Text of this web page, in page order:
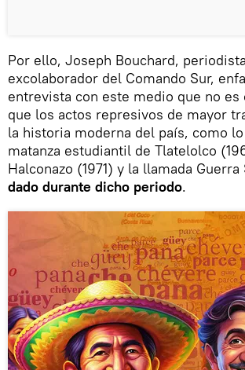
Por ello, Joseph Bouchard,
excolaborador del Comando Sur,
entrevista con este medio que no es
que los actos represivos de mayor
la historia moderna del país, como
matanza estudiantil de Tlatelolco
Halconazo (1971) y la llamada Guerra
dado durante dicho periodo.